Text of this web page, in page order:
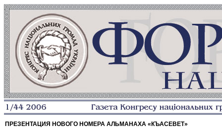
ПРЕЗЕНТАЦИЯ НОВОГО НОМЕРА АЛЬМАНАХА «КЪАСЕВЕТ»